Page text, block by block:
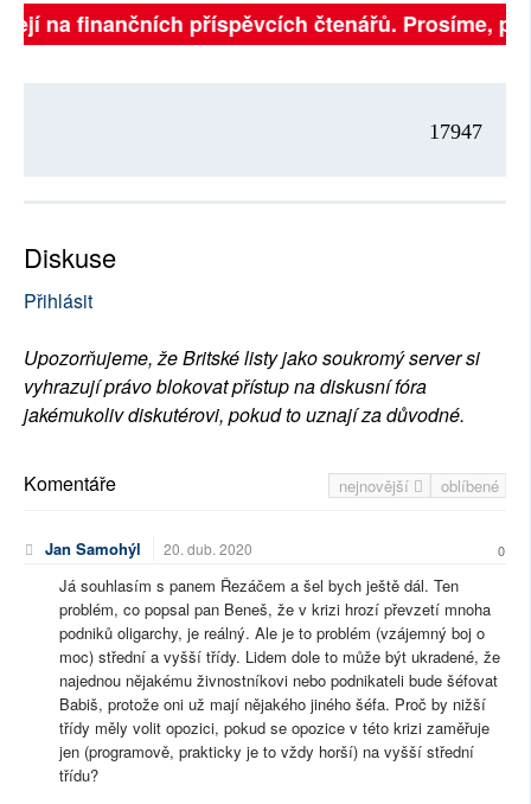
na finančních příspěvcích čtenářů. Prosíme,
17947
Diskuse
Přihlásit
Upozorňujeme, že Britské listy jako soukromý server si
vyhrazují právo blokovat přístup na diskusní fóra
jakémukoliv diskutérovi, pokud to uznají za důvodné.
nejnovější oblíbené
Komentáře
Jan Samohýl 20. dub. 2020 0
Já souhlasím s panem Řezáčem a šel bych ještě dál. Ten
problém, co popsal pan Beneš, že v krizi hrozí převzetí mnoha
podniků oligarchy, je reálný. Ale je to problém (vzájemný boj o
moc) střední a vyšší třídy. Lidem dole to může být ukradené, že
najednou nějakému živnostníkovi nebo podnikateli bude šéfovat
Babiš, protože oni už mají nějakého jiného šéfa. Proč by nižší
třídy měly volit opozici, pokud se opozice v této krizi zaměřuje
jen (programově, prakticky je to vždy horší) na vyšší střední
třídu?